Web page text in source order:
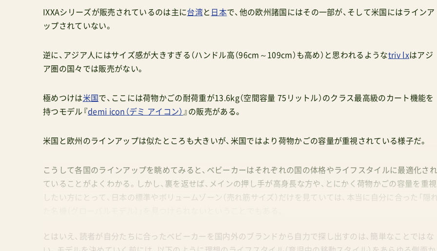
IXXAシリーズが販売されているのは主に台湾と 日本で、他の欧州諸国にはその一部が、そして米国にはラインア
ップされていない。
逆に、アジア人にはサイズ感が大きすぎる（ハンドル高（96cm～109cm）も高め）と思われるようなtriv lxはアジ
ア圏の国々では販売がない。
極めつけは米国 で、ここには荷物かごの耐荷重が13.6kg（空間容量 75リットル）のクラス最高級のカート機能を
持つモデル『demi icon（デミ アイコン） 』の販売がある。
米国と欧州のラインアップは似たところも大きいが、米国ではより荷物かごの容量が重視されている様子だ。
こうして各国のラインアップを眺めてみると、ベビーカーはそれぞれの国の体格やライフスタイルに最適化され
ていることがよくわかる。しかし、裏を返せば、メインの押し手が高身長な方や、とにかく荷物かごの容量を重視
したい方にとって、日本の標準やボリュームゾーン（売れ筋サイズ）だけを見ていては、本当に自分に合った「隠れ
とはいえ、読者が自分たちに合ったベビーカーを国内外のブランドから自力で探し出すのは、簡単なことではな